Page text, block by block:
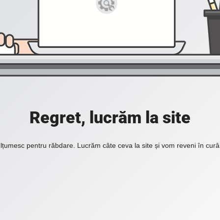
Regret, lucrăm la site
pentru răbdare. Lucrăm câte ceva la site și vom reveni în